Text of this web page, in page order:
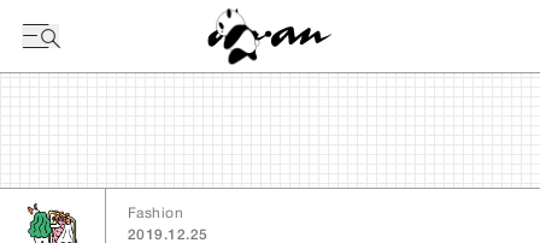
Fashion
2019.12.25